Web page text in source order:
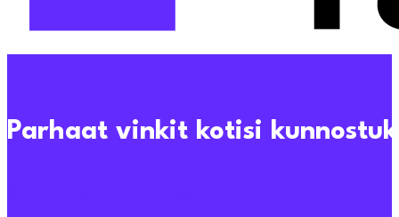
Parhaat vinkit kotisi